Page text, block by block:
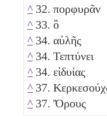
^ 32. πορφυρᾶν
^ 33. ὃ
^ 34. αὐλῆς
^ 34. Τεπτύνει
^ 34. εἰδυίας
^ 37.
^ 37. Ὄρους